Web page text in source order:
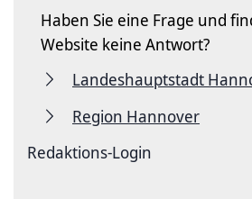
Haben Sie eine Frage und
Website keine Antwort?
Landeshauptstadt
Region Hannover
Redaktions-Login